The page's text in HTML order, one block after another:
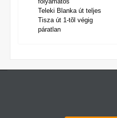
Teleki Blanka út teljes
Tisza út 1-tõl végig
páratlan